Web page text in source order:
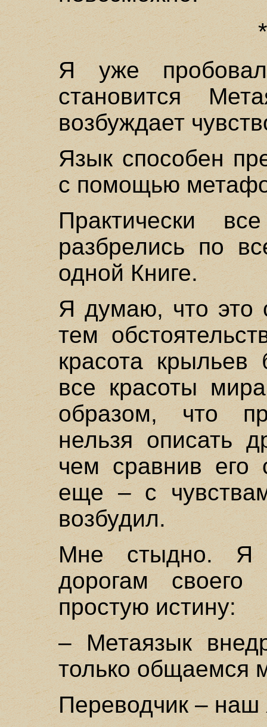
Я уже
становится
возбуждает
Язык способен
с помощью
Практически
разбрелись по
одной Книге.
Я думаю, что это
тем
красота
все красоты
образом, что
нельзя описать
чем сравнив его
еще – с
возбудил.
Мне стыдно. Я
дорогам
простую истину:
– Метаязык
только общаемся
Переводчик – наш